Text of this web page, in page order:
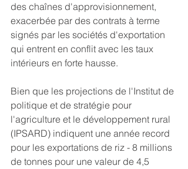
des chaînes d'approvisionnement,
exacerbée par des contrats à terme
signés par les sociétés d'exportation
qui entrent en conflit avec les taux
intérieurs en forte hausse.
Bien que les projections de l'Institut de
politique et de stratégie pour
l'agriculture et le développement rural
(IPSARD) indiquent une année record
pour les exportations de riz - 8 millions
de tonnes pour une valeur de 4,5